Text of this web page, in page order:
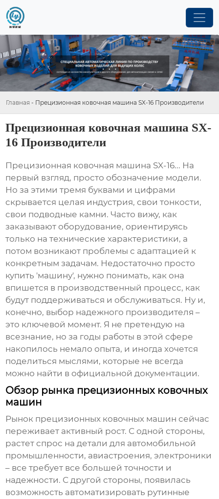
Главная - Прецизионная ковочная машина SX-16 Производители
Прецизионная ковочная машина SX-
16 Производители
Прецизионная ковочная машина SX-16... На
первый взгляд, просто обозначение модели.
Но за этими тремя буквами и цифрами
скрывается целая индустрия, свои тонкости,
свои подводные камни. Часто вижу, как
заказывают оборудование, ориентируясь
только на технические характеристики, а
потом возникают проблемы с адаптацией к
конкретным задачам. Недостаточно просто
купить 'машину', нужно понимать, как она
впишется в производственный процесс, как
будут поддерживаться и обслуживаться. Ну и,
конечно, выбор надежного производителя –
это ключевой момент. Я не претендую на
всезнание, но за годы работы в этой сфере
накопилось немало опыта, и иногда хочется
поделиться мыслями, которые не всегда
можно найти в официальной документации.
Обзор рынка прецизионных ковочных
машин
Рынок прецизионных ковочных машин сейчас
переживает активный рост. С одной стороны,
растет спрос на детали для автомобильной
промышленности, авиастроения, электроники
– все требует все большей точности и
надежности. С другой стороны, появилась
возможность автоматизировать рутинные